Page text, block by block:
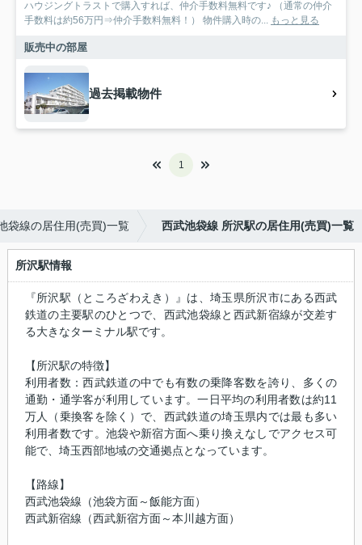
ハウジングトラストで購入すれば、仲介手数料無料です♪ （通常の仲介
手数料は約56万円⇒仲介手数料無料！） 物件購入時の...
もっと見る
販売中の部屋
過去掲載物件
1
袋線の居住用(売買)一覧 西武池袋線 所沢駅の居住用(売買)一覧
所沢駅情報
『所沢駅（ところざわえき）』は、埼玉県所沢市にある西武
鉄道の主要駅のひとつで、西武池袋線と西武新宿線が交差す
る大きなターミナル駅です。
【所沢駅の特徴】
利用者数：西武鉄道の中でも有数の乗降客数を誇り、多くの
通勤・通学客が利用しています。一日平均の利用者数は約11
万人（乗換客を除く）で、西武鉄道の埼玉県内では最も多い
利用者数です。池袋や新宿方面へ乗り換えなしでアクセス可
能で、埼玉西部地域の交通拠点となっています。
【路線】
西武池袋線（池袋方面～飯能方面）
西武新宿線（西武新宿方面～本川越方面）